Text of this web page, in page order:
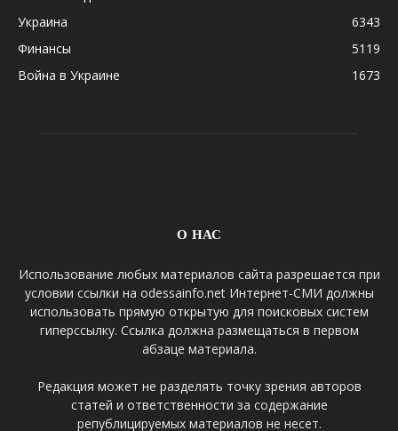
Украина
6343
Финансы
5119
Война в Украине
1673
О НАС
Использование любых материалов сайта разрешается при
условии ссылки на odessainfo.net Интернет-СМИ должны
использовать прямую открытую для поисковых систем
гиперссылку. Ссылка должна размещаться в первом
абзаце материала.
Редакция может не разделять точку зрения авторов
статей и ответственности за содержание
републицируемых материалов не несет.